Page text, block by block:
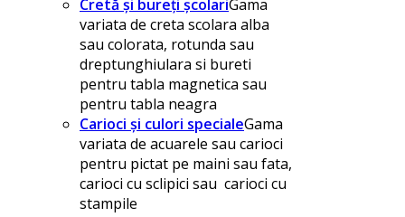
Cretă și bureți școlariGama
variata de creta scolara alba
sau colorata, rotunda sau
dreptunghiulara si bureti
pentru tabla magnetica sau
pentru tabla neagra
Carioci și culori specialeGama
variata de acuarele sau carioci
pentru pictat pe maini sau fata,
carioci cu sclipici sau carioci cu
stampile